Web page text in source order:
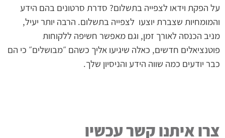
על הפקת וידאו לצפייה בתשלום? סדרת סרטונים בהם הידע
והמומחיות שצברת יוצעו לצפייה בתשלום. הרבה יותר יעיל,
מניב הכנסה לאורך זמן, וגם מאפשר חשיפה ללקוחות
פוטנציאלים חדשים, כאלה שיגיעו אליך כשהם ״מבושלים״ כי הם
כבר יודעים כמה שווה הידע והניסיון שלך.
צרו איתנו קשר עכשיו